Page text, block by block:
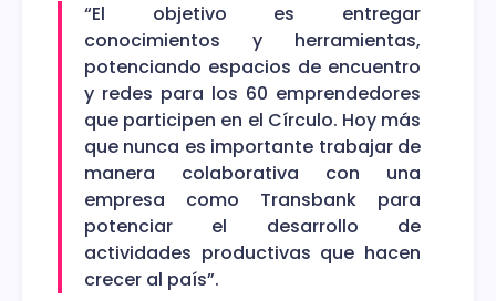
“El objetivo es entregar
conocimientos y herramientas,
potenciando espacios de encuentro
y redes para los 60 emprendedores
que participen en el Círculo. Hoy más
que nunca es importante trabajar de
manera colaborativa con una
empresa como Transbank para
potenciar el desarrollo de
actividades productivas que hacen
crecer al país”.